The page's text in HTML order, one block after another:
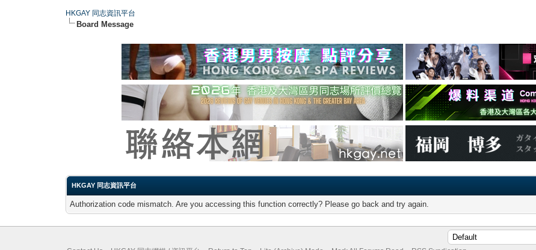
HKGAY 同志資訊平台
Board Message
HKGAY 同志資訊平台
Authorization code mismatch. Are you accessing this function correctly? Please go back and try again.